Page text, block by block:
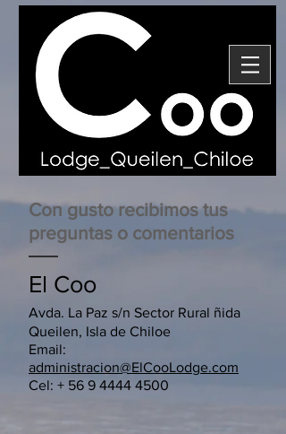
Con gusto recibimos tus
preguntas o comentarios
El Coo
Avda. La Paz s/n Sector Rural ñida
Queilen, Isla de Chiloe
Email:
administracion@ElCooLodge.com
Cel: + 56 9 4444 4500